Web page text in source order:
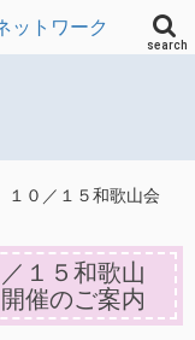
search
０／１５和歌山会
１５和歌山
催のご案内